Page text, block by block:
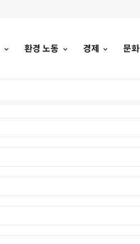
환경 노동 경제 문화